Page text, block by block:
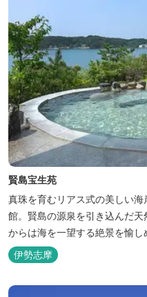
賢島宝生苑
真珠を育むリアス式の美しい
館。賢島の源泉を引き込んだ天
からは海を一望する絶景を愉
とした和会席でおもてなしいた
伊勢志摩